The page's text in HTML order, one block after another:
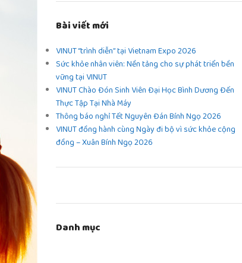
Bài viết mới
VINUT “trình diễn” tại Vietnam Expo 2026
Sức khỏe nhân viên: Nền tảng cho sự phát triển bền
vững tại VINUT
VINUT Chào Đón Sinh Viên Đại Học Bình Dương Đến
Thực Tập Tại Nhà Máy
Thông báo nghỉ Tết Nguyên Đán Bính Ngọ 2026
VINUT đồng hành cùng Ngày đi bộ vì sức khỏe cộng
đồng – Xuân Bính Ngọ 2026
Danh mục